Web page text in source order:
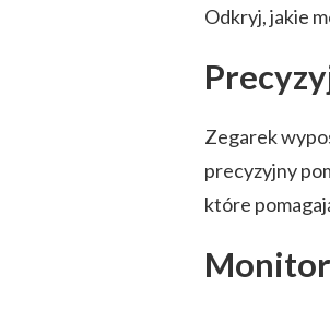
Odkryj, jakie
Zegarek
precyzyjny
które